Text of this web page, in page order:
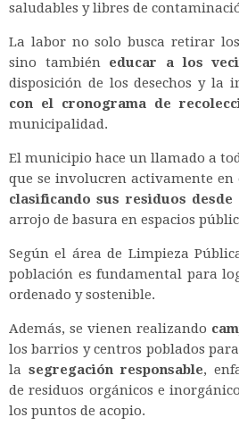
saludables y libres de
La labor no solo busca retirar
sino también educar a los
disposición de los desechos y la
con el cronograma de
municipalidad.
El municipio hace un llamado a
que se involucren activamente
clasificando sus residuos desde
arrojo de basura en espacios
Según el área de Limpieza
población es fundamental para
ordenado y sostenible.
Además, se vienen realizando
los barrios y centros poblados
la segregación responsable,
de residuos orgánicos e
los puntos de acopio.